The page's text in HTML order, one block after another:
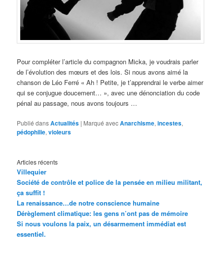
Pour compléter l’article du compagnon Micka, je voudrais parler
de l’évolution des mœurs et des lois. Si nous avons aimé la
chanson de Léo Ferré « Ah ! Petite, je t’apprendrai le verbe aimer
qui se conjugue doucement… », avec une dénonciation du code
pénal au passage, nous avons toujours …
Publié dansActualités | Marqué avecAnarchisme,incestes,
pédophilie,violeurs
Articles récents
Villequier
Société de contrôle et police de la pensée en milieu militant,
ça suffit !
La renaissance…de notre conscience humaine
Dérèglement climatique: les gens n’ont pas de mémoire
Si nous voulons la paix, un désarmement immédiat est
essentiel.